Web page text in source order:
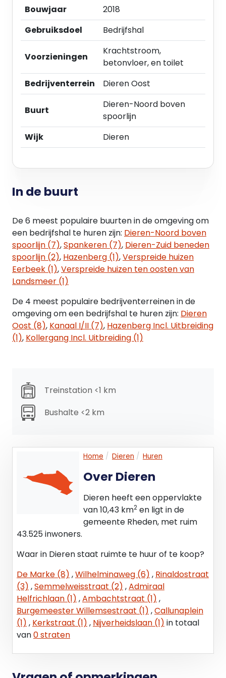
Huurovereenkomst:
Model ROZ (Raad voor Onroerende Zaken), zoals
gehanteerd door de NVM (Nederlandse Vereniging
van Makelaars in onroerend goed) model
winkelruimte en andere bedrijfsruimte (BW 7:290).
Huurtermijn:
In overleg.
Huurbetaling:
De huurprijs te vermeerderen met BTW dient bij
vooruitbetaling per maand te worden voldaan.
Indexatie:
Jaarlijkse index op basis van het CPI –
prijsindexcijfer reeks “Alle huishoudens" (basisjaar
2006 = 100) zoals gepubliceerd door het CBS.
Zekerheidstelling:
Bankgarantie of waarborgsom ter grootte van 3
maanden huur inclusief BTW.
Bouwjaar
2018
Gebruiksdoel
Bedrijfshal
Voorzieningen
Krachtstroom,
betonvloer, en toilet
Bedrijventerrein
Dieren Oost
Buurt
Dieren-Noord boven
spoorlijn
Wijk
Dieren
In de buurt
De 6 meest populaire buurten in de omgeving om
een bedrijfshal te huren zijn: Dieren-Noord boven
spoorlijn (7),Spankeren (7), Dieren-Zuid beneden
spoorlijn (2), Hazenberg (1),Verspreide huizen
Eerbeek (1),Verspreide huizen ten oosten van
Landsmeer (1)
De 4 meest populaire bedrijventerreinen in de
omgeving om een bedrijfshal te huren zijn: Dieren
Oost (8), Kanaal I/II (7), Hazenberg Incl. Uitbreiding
(1), Kollergang Incl. Uitbreiding (1)
Treinstation <1 km
Bushalte <2 km
Home Dieren Huren
Over Dieren
Dieren heeft een oppervlakte
van 10,43 km2 en ligt in de
gemeente Rheden, met ruim
43.525 inwoners.
Waar in Dieren staat ruimte te huur of te koop?
De Marke (8) ,Wilhelminaweg (6) , Rinaldostraat
(3) ,Semmelweisstraat (2) ,Admiraal
Helfrichlaan (1) ,Ambachtstraat (1) ,
Burgemeester Willemsestraat (1) ,Callunaplein
(1) , Kerkstraat (1) , Nijverheidslaan (1) in totaal
van0 straten